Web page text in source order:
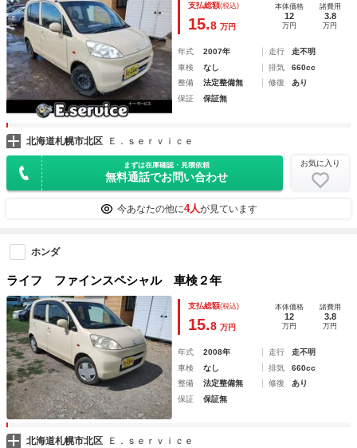
支払総額(税込)
15.8 万円
本体価格
12
万円
諸費用
3.8
万円
年式 2007年 走行
走不明
車検
なし 排気
660cc
整備
法定整備無 修復
あり
保証
保証無
北海道札幌市北区 Ｅ．ｓｅｒｖｉｃｅ
まずは在庫確認・見積依頼
無料通話でお問い合わせ
お気に入り
今あなたの他に4人が見ています
ホンダ
ライフ ファインスペシャル 車検２年
支払総額(税込)
15.8 万円
本体価格
12
万円
諸費用
3.8
万円
年式 2008年 走行
走不明
車検
なし 排気
660cc
整備
法定整備無 修復
あり
保証
保証無
北海道札幌市北区 Ｅ．ｓｅｒｖｉｃｅ